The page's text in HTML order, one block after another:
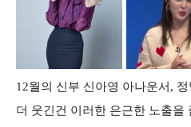
12월의 신부 신아영 아나운서,
더 웃긴건 이러한 은근한 노출을